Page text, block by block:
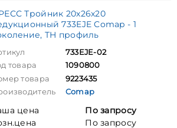
Тройник 20х26х20
733EJE Comap - 1
TH профиль
733EJE-02
товара
1090800
товара
9223435
Comap
цена
По запросу
По запросу